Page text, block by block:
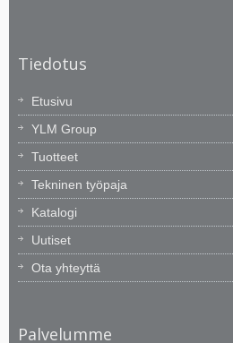
Tiedotus
Etusivu
YLM Group
Tuotteet
Tekninen työpaja
Katalogi
Uutiset
Ota yhteyttä
Palvelumme